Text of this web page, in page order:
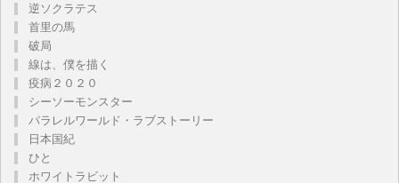
逆ソクラテス
首里の馬
破局
線は、僕を描く
疫病２０２０
シーソーモンスター
パラレルワールド・ラブストーリー
日本国紀
ひと
ホワイトラビット